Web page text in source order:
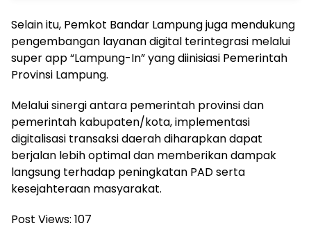
Selain itu, Pemkot Bandar Lampung juga mendukung
pengembangan layanan digital terintegrasi melalui
super app “Lampung-In” yang diinisiasi Pemerintah
Provinsi Lampung.
Melalui sinergi antara pemerintah provinsi dan
pemerintah kabupaten/kota, implementasi
digitalisasi transaksi daerah diharapkan dapat
berjalan lebih optimal dan memberikan dampak
langsung terhadap peningkatan PAD serta
kesejahteraan masyarakat.
Post Views: 107